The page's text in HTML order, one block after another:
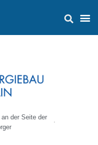
der Seite der